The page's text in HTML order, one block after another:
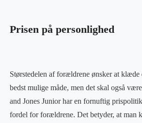
Prisen på personlighed
Størstedelen af forældrene ønsker at klæde
bedst mulige måde, men det skal også
and Jones Junior har en fornuftig
fordel for forældrene. Det betyder, at man